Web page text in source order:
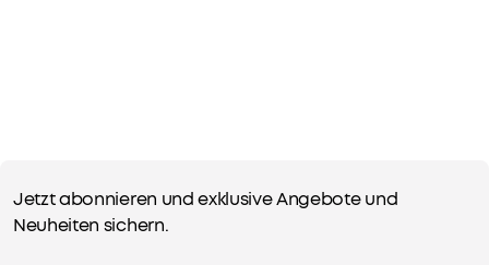
Jetzt abonnieren und exklusive Angebote und
Neuheiten sichern.